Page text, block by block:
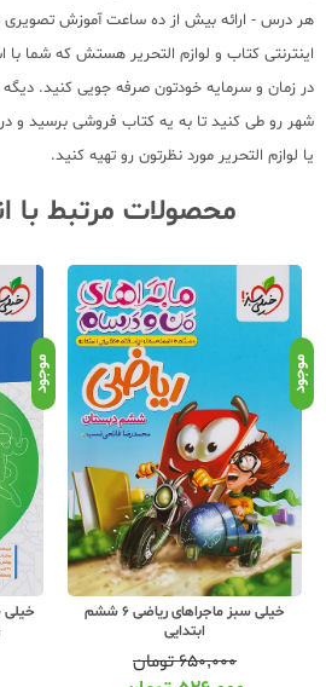
هر درس - ارائه بیش از ده ساعت آموزش
اینترنتی کتاب و لوازم التحریر هستش که شما با
در زمان و سرمایه خودتون صرفه جویی کنید.
شهر رو طی کنید تا به یه کتاب فروشی برسید و
یا لوازم التحریر مورد نظرتون رو تهیه کنید.
محصولات مرتبط با
موجود
خیلی سبز تیزهوشان سه گانه ی هوش
۱,۱۵۰,۰۰۰تومان
موجود
خیلی